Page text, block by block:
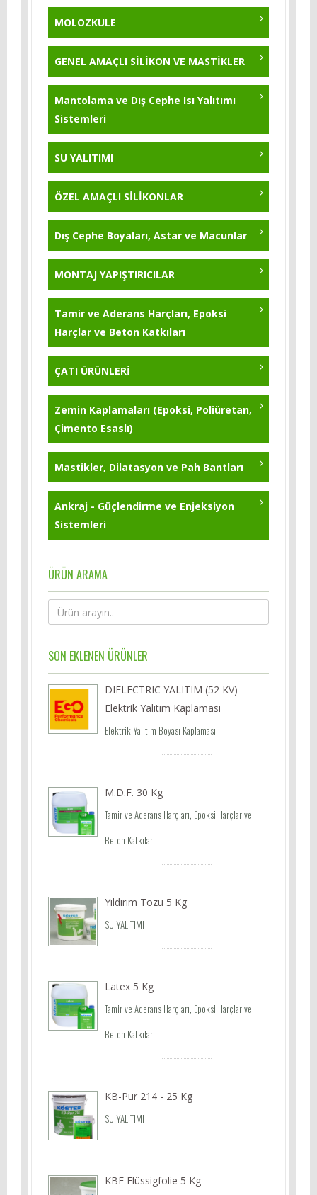
KB-Flex 200
Polysil TG 500 - 5 Kg.
Yıldırım Tozu 5 Kg
KB-Pur 215 - BEYAZ / GRİ - 25 Kg.
KB-Pur 751
KB-Pur 570
KB-Pur 222
KB-Pur 2K Topcoat
KB-Pur 214 - 25 Kg
MOLOZKULE
GENEL AMAÇLI SİLİKON VE MASTİKLER
Mantolama ve Dış Cephe Isı Yalıtımı
Sistemleri
SU YALITIMI
ÖZEL AMAÇLI SİLİKONLAR
Dış Cephe Boyaları, Astar ve Macunlar
MONTAJ YAPIŞTIRICILAR
Tamir ve Aderans Harçları, Epoksi
Harçlar ve Beton Katkıları
ÇATI ÜRÜNLERİ
Zemin Kaplamaları (Epoksi, Poliüretan,
Çimento Esaslı)
Mastikler, Dilatasyon ve Pah Bantları
Ankraj - Güçlendirme ve Enjeksiyon
Sistemleri
ÜRÜN ARAMA
SON EKLENEN ÜRÜNLER
DIELECTRIC YALITIM (52 KV)
Elektrik Yalıtım Kaplaması
Elektrik Yalıtım Boyası Kaplaması
M.D.F. 30 Kg
Tamir ve Aderans Harçları, Epoksi Harçlar ve
Beton Katkıları
Yıldırım Tozu 5 Kg
SU YALITIMI
Latex 5 Kg
Tamir ve Aderans Harçları, Epoksi Harçlar ve
Beton Katkıları
KB-Pur 214 - 25 Kg
SU YALITIMI
KBE Flüssigfolie 5 Kg